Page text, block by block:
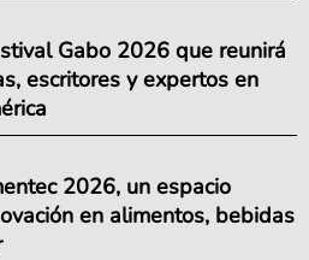
Gabo 2026 que reunirá
escritores y expertos en
2026, un espacio
en alimentos, bebidas